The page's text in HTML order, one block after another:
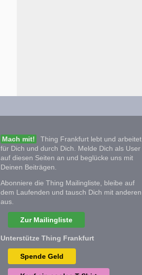
Mach mit!
Thing Frankfurt lebt und arbeitet
für Dich und durch Dich. Melde Dich als User
auf diesen Seiten an und beglücke uns mit
Deinen Beiträgen.
Abonniere die Thing Mailingliste, bleibe auf
dem Laufenden und tausch Dich mit anderen
aus.
Zur Mailingliste
Unterstütze Thing Frankfurt
Spende Geld